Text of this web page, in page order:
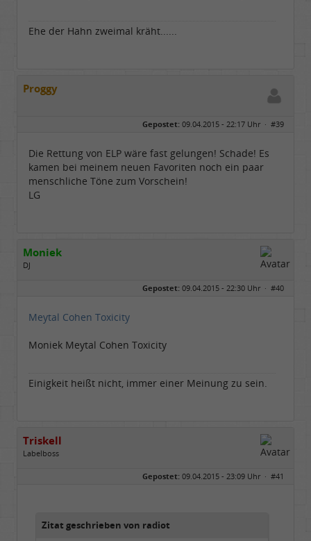
Ehe der Hahn zweimal kräht......
Proggy
Gepostet: 09.04.2015 - 22:17 Uhr · #39
Die Rettung von ELP wäre fast gelungen! Schade! Es
kamen bei meinem neuen Favoriten noch ein paar
menschliche Töne zum Vorschein!
LG
Moniek
DJ
Dabei seit:
07 / 2008
Gepostet: 09.04.2015 - 22:30 Uhr · #40
Meytal Cohen Toxicity
Moniek Meytal Cohen Toxicity
Einigkeit heißt nicht, immer einer Meinung zu sein.
Triskell
Labelboss
Gepostet: 09.04.2015 - 23:09 Uhr · #41
Zitat geschrieben von radiot